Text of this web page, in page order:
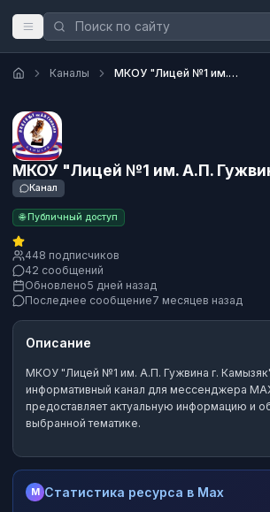
Каналы МКОУ "Лицей №1 им. А.П. Гужвина г. Камызяк"
МКОУ "Лицей №1 им. А.П.
Канал
🌐 Публичный доступ
448 подписчиков
42 сообщений
Обновлено5 дней назад
Последнее сообщение7 месяцев назад
Описание
МКОУ "Лицей №1 им. А.П. Гужвина г.
информативный канал для мессенджера
предоставляет актуальную информацию и
выбранной тематике.
M Статистика ресурса в Max